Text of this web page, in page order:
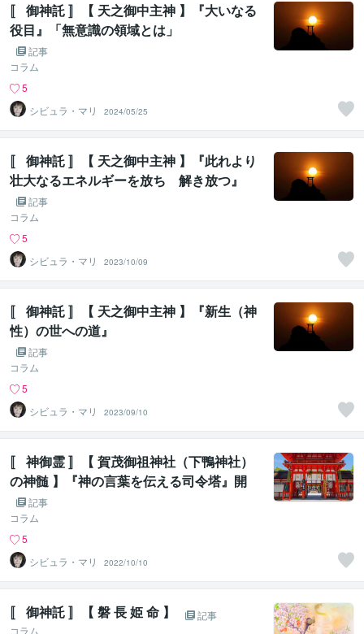
〚 御神託 〛【 天之御中主神 】『大いなる
役目』「無意識の領域とは」
記事
コラム
5
シビュラ・マリ
2024/05/25
〚 御神託 〛【 天之御中主神 】『此れより
壮大なるエネルギーを放ち 解き放つ』
記事
コラム
5
シビュラ・マリ
2023/10/09
〚 御神託 〛【 天之御中主神 】『新生（神
性）の世への道』
記事
コラム
5
シビュラ・マリ
2023/09/10
〚 神御霊 〛【 賀茂御祖神社（下鴨神社）
の神髄 】『神の言葉を伝える司令塔』開
扉 ①記事
コラム
5
シビュラ・マリ
2022/10/10
〚 御神託 〛【 磐 長 姫 命 】
記事
コラム